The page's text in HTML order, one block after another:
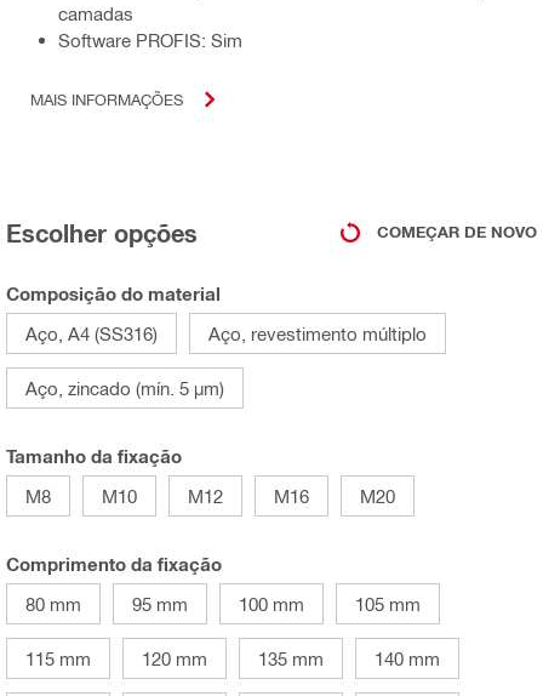
camadas
Software PROFIS: Sim
MAIS INFORMAÇÕES
Escolher opções COMEÇAR DE NOVO
Composição do material
Aço, A4 (SS316)
Aço, revestimento múltiplo
Aço, zincado (mín. 5 µm)
Tamanho da fixação
M8
M10 M12 M16 M20
Comprimento da fixação
80 mm
95 mm 100 mm 105 mm
115 mm 120 mm 135 mm 140 mm